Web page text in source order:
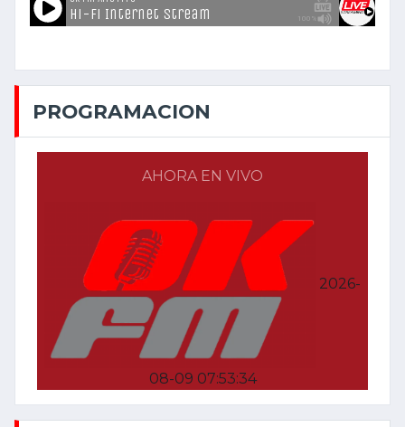
PROGRAMACION
AHORA EN VIVO
2026-
08-09 07:53:34